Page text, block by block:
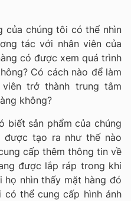
của chúng tôi có thể nhìn
tác với nhân viên của
có được xem quá trình
Có cách nào để làm
trở thành trung tâm
không?
biết sản phẩm của chúng
tạo ra như thế nào
cấp thêm thông tin về
được lắp ráp trong khi
nhìn thấy mặt hàng đó
có thể cung cấp hình ảnh